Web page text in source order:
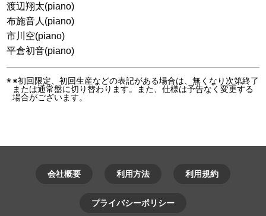
渡辺翔太(piano)
布施音人(piano)
市川空(piano)
平倉初音(piano)
※初回限定、初回生産などの表記がある場合は、無くなり次第終了
または通常盤に切り替わります。また、仕様は予告なく変更する
場合がございます。
会社概要 利用方法 利用規約
プライバシーポリシー